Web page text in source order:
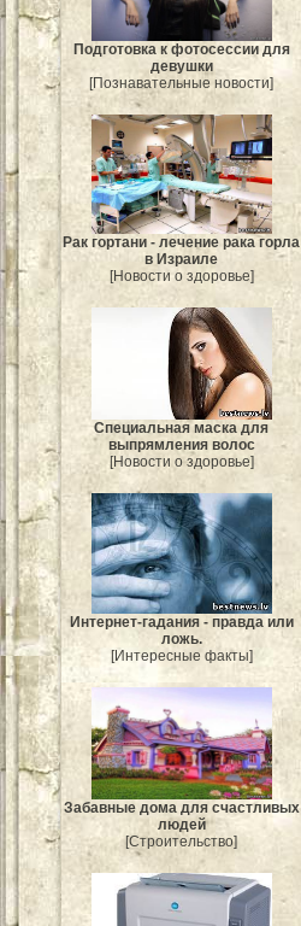
Подготовка к фотосессии для
девушки
[Познавательные новости]
Рак гортани - лечение рака горла
в Израиле
[Новости о здоровье]
Специальная маска для
выпрямления волос
[Новости о здоровье]
Интернет-гадания - правда или
ложь.
[Интересные факты]
Забавные дома для счастливых
людей
[Строительство]